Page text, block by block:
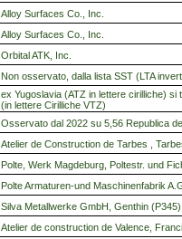
Alloy Surfaces Co., Inc.
Alloy Surfaces Co., Inc.
Orbital ATK, Inc.
Non osservato, dalla lista SST (LTA
ex Yugoslavia (ATZ in lettere cirilliche)
(in lettere Cirilliche VTZ)
Osservato dal 2022 su 5,56 Republica
Atelier de Construction de Tarbes ,
Polte, Werk Magdeburg, Poltestr. und
Polte Armaturen-und Maschinenfabrik
Silva Metallwerke GmbH, Genthin
Atelier de construction de Valence,